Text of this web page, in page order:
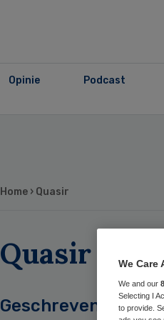
Opinie Podcast
Home › Quasir
Quasir
Geschreven
We Care
We and our
Selecting I
to provide.